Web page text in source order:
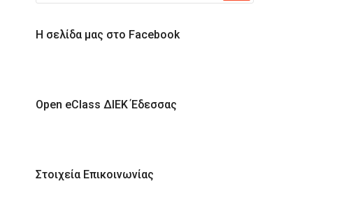
Η σελίδα μας στο Facebook
Open eClass ΔΙΕΚ Έδεσσας
Στοιχεία Επικοινωνίας